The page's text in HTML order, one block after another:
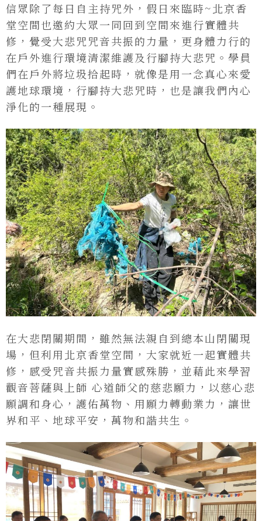
信眾除了每日自主持咒外，假日來臨時~北京香
堂空間也邀約大眾一同回到空間來進行實體共
修，覺受大悲咒咒音共振的力量，更身體力行的
在戶外進行環境清潔維護及行腳持大悲咒。學員
們在戶外將垃圾拾起時，就像是用一念真心來愛
護地球環境，行腳持大悲咒時，也是讓我們內心
淨化的一種展現。
在大悲閉關期間，雖然無法親自到總本山閉關現
場，但利用北京香堂空間，大家就近一起實體共
修，感受咒音共振力量實感殊勝，並藉此來學習
觀音菩薩與上師 心道師父的慈悲願力，以慈心悲
願調和身心，護佑萬物、用願力轉動業力，讓世
界和平、地球平安，萬物和諧共生。